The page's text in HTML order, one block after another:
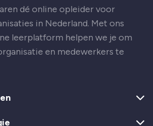
dé online opleider voor
in Nederland. Met ons
leerplatform helpen we je om
en medewerkers te